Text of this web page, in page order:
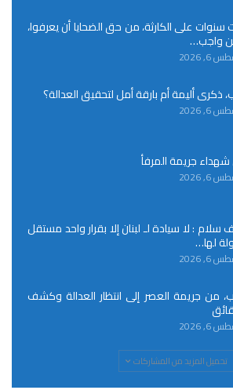
على الكارثة، من حق الضحايا أن يعرفوا،
واجب…
2026
2026
شهداء جريمة المرفأ
2026
سلام : لا سيادة لـ لبنان إلا بقرار واحد مستقل
لها…
2026
آب، من جريمة العصر إلى انتظار العدالة وكشف
2026
تحميل المزيد من المشاركات